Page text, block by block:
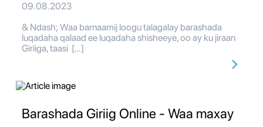
09.08.2023
& Ndash; Waa barnaamij loogu talagalay barashada
luqadaha qalaad ee luqadaha shisheeye, oo ay ku jiraan
Giriiga, taasi […]
Barashada Giriig Online - Waa maxay